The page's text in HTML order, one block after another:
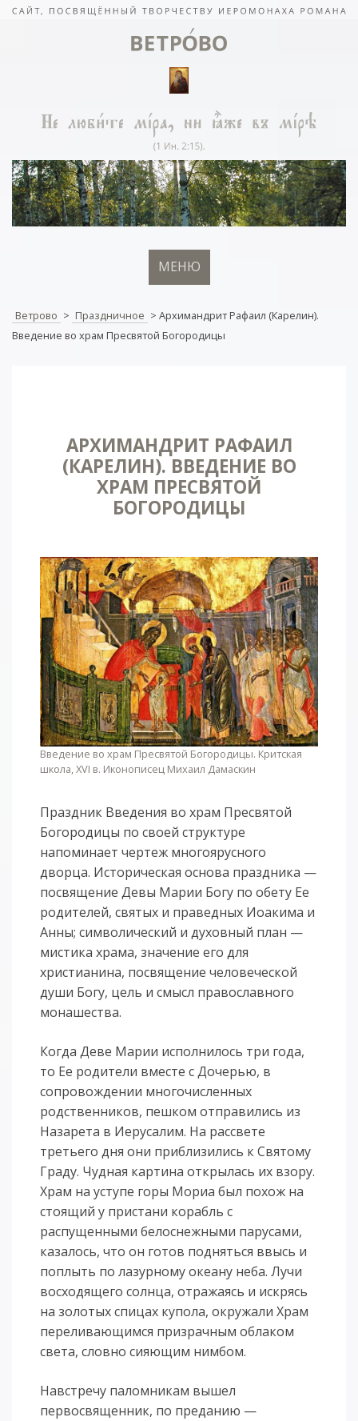
МЕНЮ
Ветрово > Праздничное > Архимандрит Рафаил (Карелин).
Введение во храм Пресвятой Богородицы
АРХИМАНДРИТ РАФАИЛ
(КАРЕЛИН). ВВЕДЕНИЕ ВО
ХРАМ ПРЕСВЯТОЙ
БОГОРОДИЦЫ
Введение во храм Пресвятой Богородицы. Критская
школа, XVI в. Иконописец Михаил Дамаскин
Праздник Введения во храм Пресвятой
Богородицы по своей структуре
напоминает чертеж многоярусного
дворца. Историческая основа праздника —
посвящение Девы Марии Богу по обету Ее
родителей, святых и праведных Иоакима и
Анны; символический и духовный план —
мистика храма, значение его для
христианина, посвящение человеческой
души Богу, цель и смысл православного
монашества.
Когда Деве Марии исполнилось три года,
то Ее родители вместе с Дочерью, в
сопровождении многочисленных
родственников, пешком отправились из
Назарета в Иерусалим. На рассвете
третьего дня они приблизились к Святому
Граду. Чудная картина открылась их взору.
Храм на уступе горы Мориа был похож на
стоящий у пристани корабль с
распущенными белоснежными парусами,
казалось, что он готов подняться ввысь и
поплыть по лазурному океану неба. Лучи
восходящего солнца, отражаясь и искрясь
на золотых спицах купола, окружали Храм
переливающимся призрачным облаком
света, словно сияющим нимбом.
Навстречу паломникам вышел
первосвященник, по преданию —